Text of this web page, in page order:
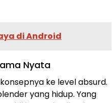
di Android
Nyata
ke level absurd.
yang hidup. Yang